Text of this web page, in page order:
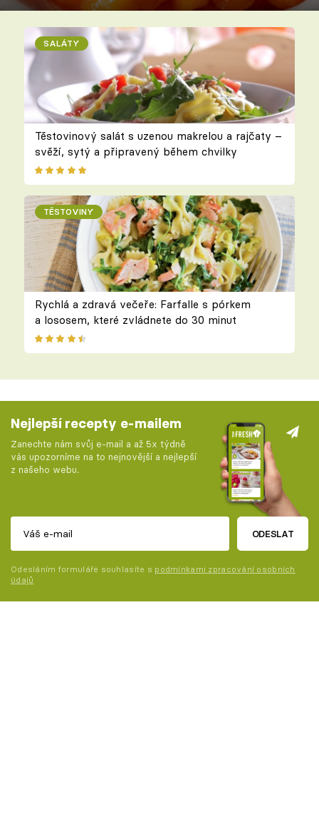
SALÁTY
Těstovinový salát s uzenou makrelou a rajčaty –
svěží, sytý a připravený během chvilky
TĚSTOVINY
Rychlá a zdravá večeře: Farfalle s pórkem
a lososem, které zvládnete do 30 minut
Nejlepší recepty e-mailem
Zanechte nám svůj e-mail a až 5x týdně
vás upozorníme na to nejnovější a nejlepší
z našeho webu.
ODESLAT
Odesláním formuláře souhlasíte s podmínkami zpracování osobních
údajů